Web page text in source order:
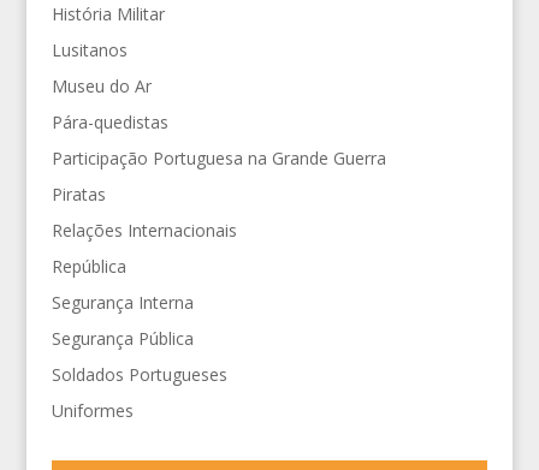
História Militar
Lusitanos
Museu do Ar
Pára-quedistas
Participação Portuguesa na Grande Guerra
Piratas
Relações Internacionais
República
Segurança Interna
Segurança Pública
Soldados Portugueses
Uniformes